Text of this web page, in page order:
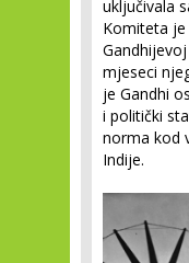
uključivala
Komiteta
mjeseci
je Gandhi
i politički
norma kod
Indije.